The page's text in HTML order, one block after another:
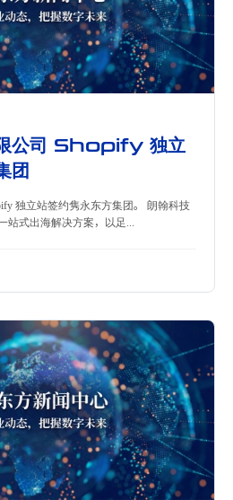
限公司 Shopify 独立
团
独立站签约隽永东方集团。 朗翰科技
站式出海解决方案，以足...